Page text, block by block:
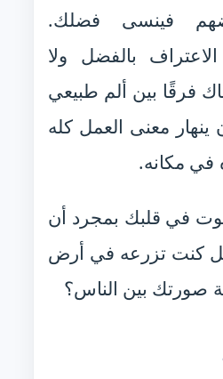
فينسى فضلك.
بالفضل ولا
فرقًا بين ألم طبيعي
معنى العمل كله
في مكانه.
في قلبك بمجرد أن
كنت تزرعه في أرض
صورتك بين الناس؟